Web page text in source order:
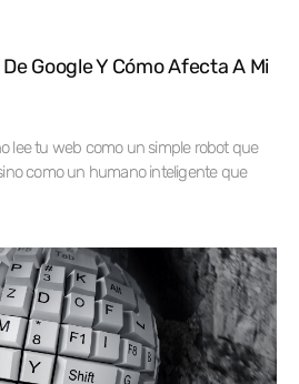
Google Y Cómo Afecta A Mi
lee tu web como un simple robot que
como un humano inteligente que